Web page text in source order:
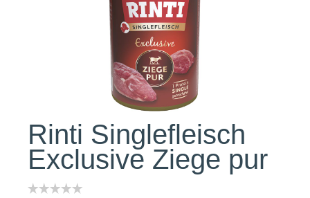
Rinti Singlefleisch
Exclusive Ziege pur